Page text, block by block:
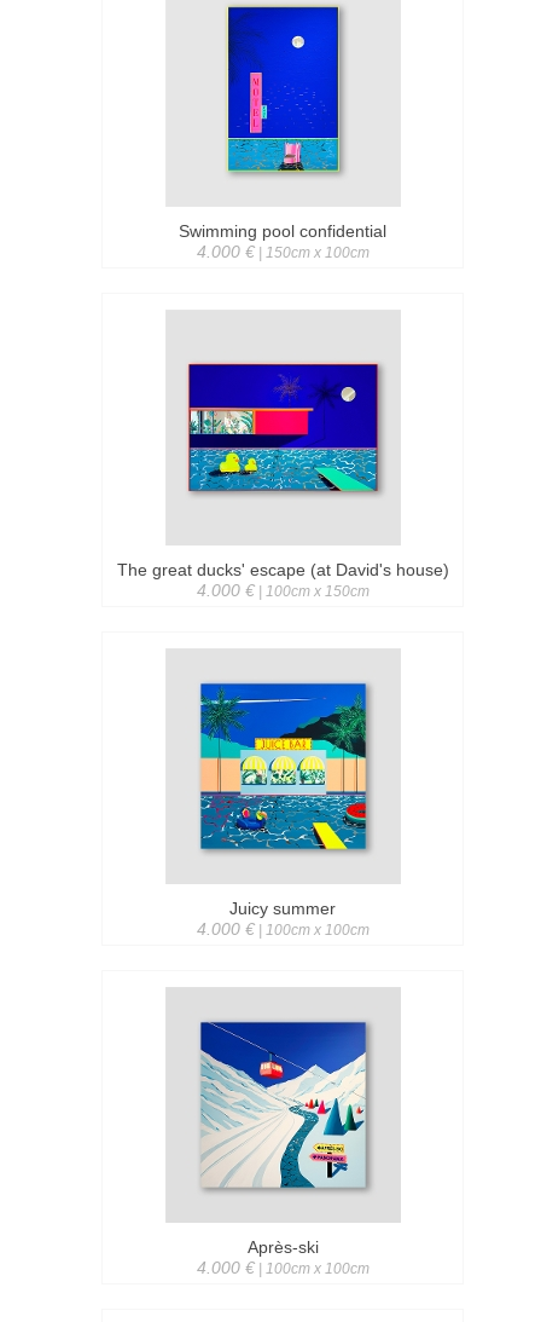
Swimming pool confidential
4.000 €| 150cm x 100cm
The great ducks' escape (at David's house)
4.000 €| 100cm x 150cm
Juicy summer
4.000 €| 100cm x 100cm
Après-ski
4.000 €| 100cm x 100cm